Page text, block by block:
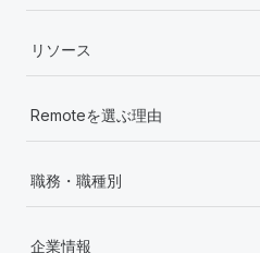
リソース
Remoteを選ぶ理由
職務・職種別
企業情報